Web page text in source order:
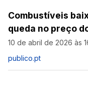
Combustíveis
queda no preço
10 de abril de 2026 às
publico.pt